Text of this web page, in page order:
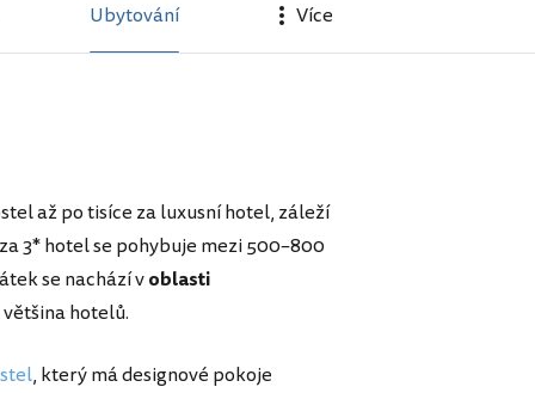
Ubytování Více
až po tisíce za luxusní hotel, záleží
3* hotel se pohybuje mezi 500–800
se nachází voblasti
hotelů.
, který má designové pokoje